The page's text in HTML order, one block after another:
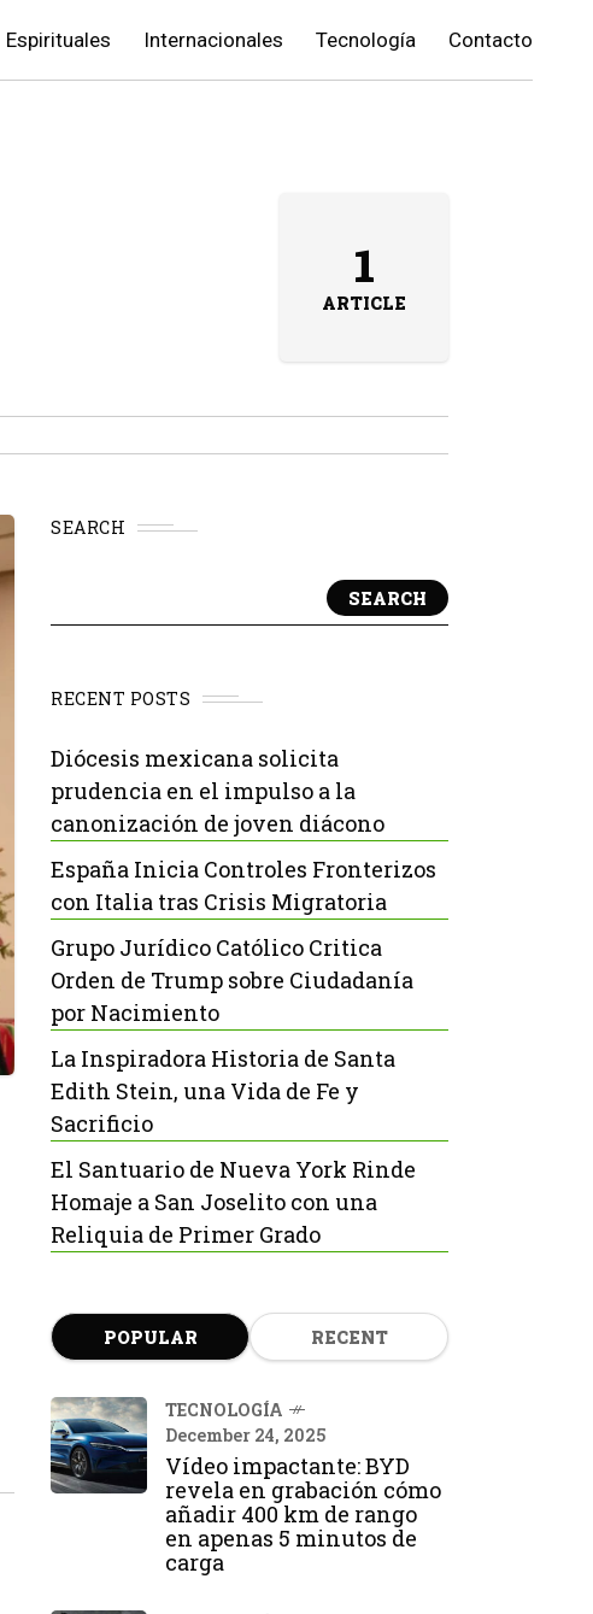
Espirituales Internacionales Tecnología Contacto
1
ARTICLE
SEARCH
SEARCH
RECENT POSTS
Diócesis mexicana solicita
prudencia en el impulso a la
canonización de joven diácono
España Inicia Controles Fronterizos
con Italia tras Crisis Migratoria
Grupo Jurídico Católico Critica
Orden de Trump sobre Ciudadanía
por Nacimiento
La Inspiradora Historia de Santa
Edith Stein, una Vida de Fe y
Sacrificio
El Santuario de Nueva York Rinde
Homaje a San Joselito con una
Reliquia de Primer Grado
POPULAR RECENT
TECNOLOGÍA
December 24, 2025
Vídeo impactante: BYD
revela en grabación cómo
añadir 400 km de rango
en apenas 5 minutos de
carga